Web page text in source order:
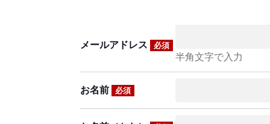
メールアドレス 必須
半角文字で入力
お名前 必須